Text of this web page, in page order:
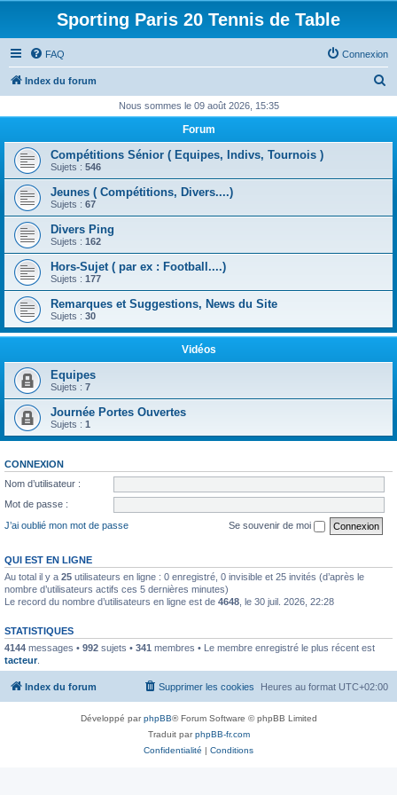
Sporting Paris 20 Tennis de Table
FAQ Connexion
Index du forum
h
Nous sommes le 09 août 2026, 15:35
Forum
Compétitions Sénior ( Equipes, Indivs, Tournois )
Sujets : 546
Jeunes ( Compétitions, Divers....)
Sujets : 67
Divers Ping
Sujets : 162
Hors-Sujet ( par ex : Football....)
Sujets : 177
Remarques et Suggestions, News du Site
Sujets : 30
Vidéos
Equipes
Sujets : 7
Journée Portes Ouvertes
Sujets : 1
CONNEXION
Nom d’utilisateur :
Mot de passe :
J’ai oublié mon mot de passe
Se souvenir de moi
QUI EST EN LIGNE
Au total il y a 25 utilisateurs en ligne : 0 enregistré, 0 invisible et 25 invités (d’après le
nombre d’utilisateurs actifs ces 5 dernières minutes)
Le record du nombre d’utilisateurs en ligne est de 4648 , le 30 juil. 2026, 22:28
STATISTIQUES
4144 messages • 992 sujets • 341 membres • Le membre enregistré le plus récent est
tacteur.
Index du forum Heures au format UTC+02:00
Supprimer les cookies
Développé parphpBB® Forum Software © phpBB Limited
Traduit parphpBB-fr.com
Confidentialité | Conditions